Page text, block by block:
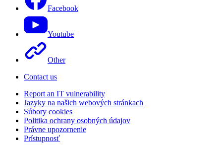
Facebook
Youtube
Other
Contact us
Report an IT vulnerability
Jazyky na našich webových stránkach
Súbory cookies
Politika ochrany osobných údajov
Právne upozornenie
Prístupnosť